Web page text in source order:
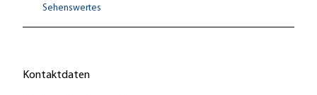
Sehenswertes
Kontaktdaten